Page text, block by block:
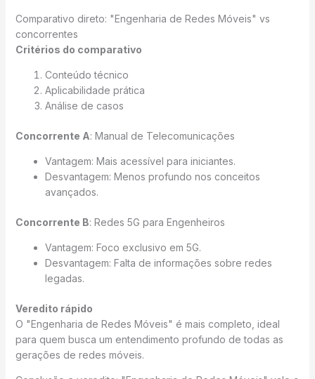
Comparativo direto: "Engenharia de Redes Móveis" vs
concorrentes
Critérios do comparativo
Conteúdo técnico
Aplicabilidade prática
Análise de casos
Concorrente A: Manual de Telecomunicações
Vantagem: Mais acessível para iniciantes.
Desvantagem: Menos profundo nos conceitos
avançados.
Concorrente B: Redes 5G para Engenheiros
Vantagem: Foco exclusivo em 5G.
Desvantagem: Falta de informações sobre redes
legadas.
Veredito rápido
O "Engenharia de Redes Móveis" é mais completo, ideal
para quem busca um entendimento profundo de todas as
gerações de redes móveis.